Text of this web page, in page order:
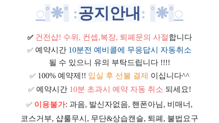
◌˚❋˚ :공지안내 : ˚❋˚◌
✅ 건전샵! 수위, 컨셉,복장, 퇴폐문의 사절합니다
✅ 예약시간 10분전 예비콜에 무응답시 자동취소
될 수 있으니 유의 부탁드립니다 !!!!
✅ 100% 예약제!! 입실 후 선불 결제 이십니다^^
✅ 예약시간 10분 초과시 예약 자동 취소 되세요!
✅ 이용불가: 과음, 발신자없음, 핸폰아님, 비매너,
코스거부, 샵룰무시, 무단&상습캔슬, 퇴폐, 불법요구